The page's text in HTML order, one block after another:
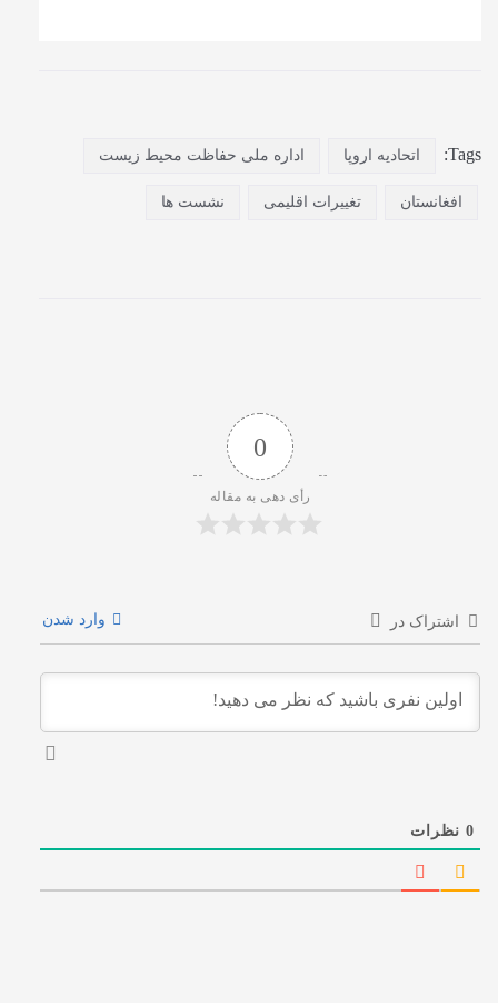
Tags: اتحادیه اروپا اداره ملی حفاظت محیط زیست
افغانستان تغییرات اقلیمی نشست ها
0
رأی دهی به مقاله
اشتراک در وارد شدن
0نظرات